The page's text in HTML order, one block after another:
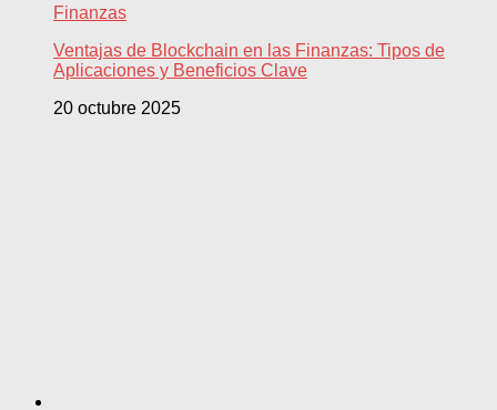
Finanzas
Ventajas de Blockchain en las Finanzas: Tipos de
Aplicaciones y Beneficios Clave
20 octubre 2025